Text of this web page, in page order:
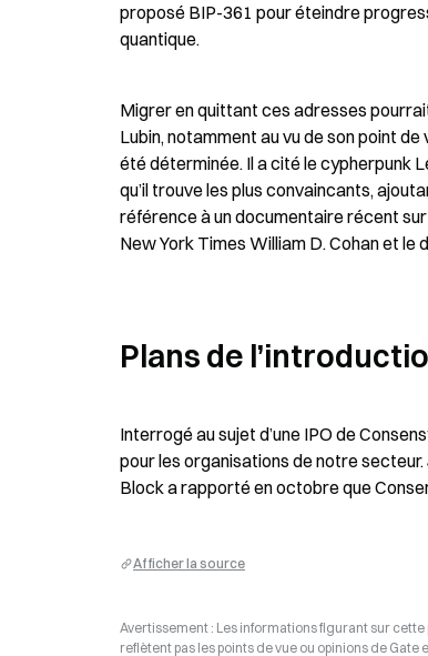
proposé BIP-361 pour éteindre
quantique.
Migrer en quittant ces adresses
Lubin, notamment au vu de son point
été déterminée. Il a cité le cypherpunk
qu’il trouve les plus convaincants,
référence à un documentaire récent
New York Times William D. Cohan et
Plans de
Interrogé au sujet d’une IPO de
pour les organisations de notre
Block a rapporté en octobre que
Afficher la source
Avertissement : Les informations figurant sur
reflètent pas les points de vue ou opinions de